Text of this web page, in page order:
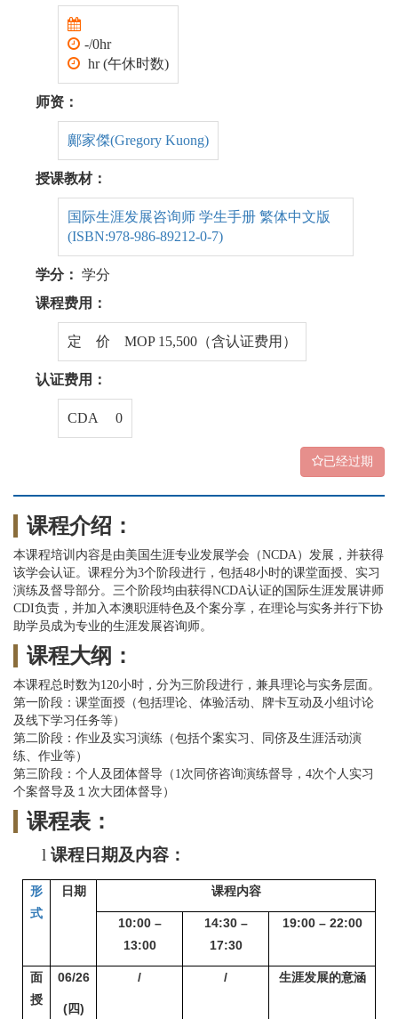
-/0hr
hr (午休时数)
师资：
鄺家傑(Gregory Kuong)
授课教材：
国际生涯发展咨询师 学生手册 繁体中文版
(ISBN:978-986-89212-0-7)
学分： 学分
课程费用：
定 价 MOP 15,500（含认证费用）
认证费用：
CDA 0
已经过期
课程介绍：
本课程培训内容是由美国生涯专业发展学会（NCDA）发展，并获得
该学会认证。课程分为3个阶段进行，包括48小时的课堂面授、实习
演练及督导部分。三个阶段均由获得NCDA认证的国际生涯发展讲师
CDI负责，并加入本澳职涯特色及个案分享，在理论与实务并行下协
助学员成为专业的生涯发展咨询师。
课程大纲：
本课程总时数为120小时，分为三阶段进行，兼具理论与实务层面。
第一阶段：课堂面授（包括理论、体验活动、牌卡互动及小组讨论
及线下学习任务等）
第二阶段：作业及实习演练（包括个案实习、同侪及生涯活动演
练、作业等）
第三阶段：个人及团体督导（1次同侪咨询演练督导，4次个人实习
个案督导及１次大团体督导）
课程表：
l 课程日期及内容：
形
式
日期 课程内容
10:00 –
13:00
14:30 –
17:30
19:00 – 22:00
面
授
06/26
(四)
/ / 生涯发展的意涵